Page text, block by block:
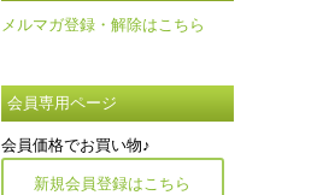
メルマガ登録・解除はこちら
会員専用ページ
会員価格でお買い物♪
新規会員登録はこちら